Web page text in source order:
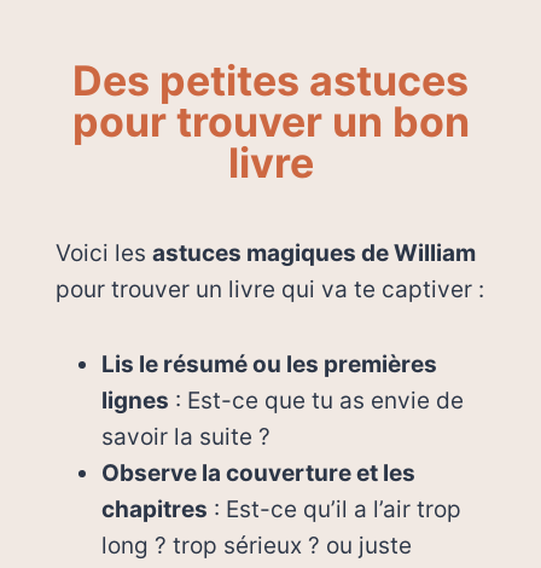
Des petites astuces
pour trouver un bon
livre
Voici les astuces magiques de William
pour trouver un livre qui va te captiver :
Lis le résumé ou les premières
lignes : Est-ce que tu as envie de
savoir la suite ?
Observe la couverture et les
chapitres : Est-ce qu’il a l’air trop
long ? trop sérieux ? ou juste